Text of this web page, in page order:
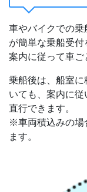
車やバイクでの乗
が簡単な乗船受
案内に従って車ご
乗船後は、船室
いても、案内に
直行できます。
※車両積込みの場
ます。